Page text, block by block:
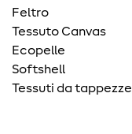
Feltro
Tessuto Canvas
Ecopelle
Softshell
Tessuti da